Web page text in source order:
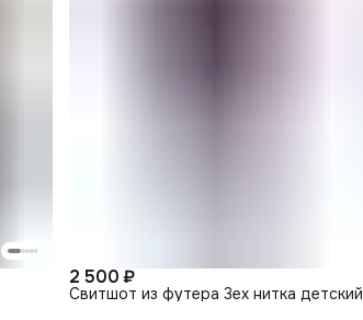
2 500 ₽
Свитшот из футера 3ех нитка детский